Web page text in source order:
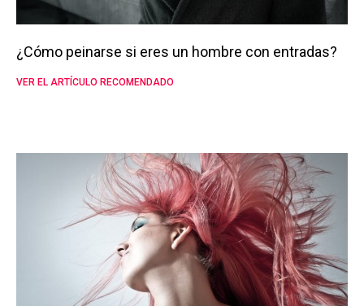
¿Cómo peinarse si eres un hombre con entradas?
VER EL ARTÍCULO RECOMENDADO